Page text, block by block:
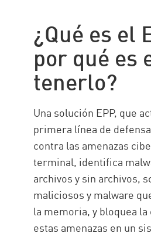
Evolución de EPP
Solución de Check
¿Qué es el
por qué es
tenerlo?
Una solución EPP, que
primera línea de
contra las amenazas
terminal, identifica
archivos y sin archivos,
maliciosos y malware
la memoria, y bloquea
estas amenazas en un